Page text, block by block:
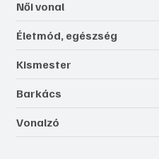
Női vonal
Életmód, egészség
Kismester
Barkács
Vonalzó